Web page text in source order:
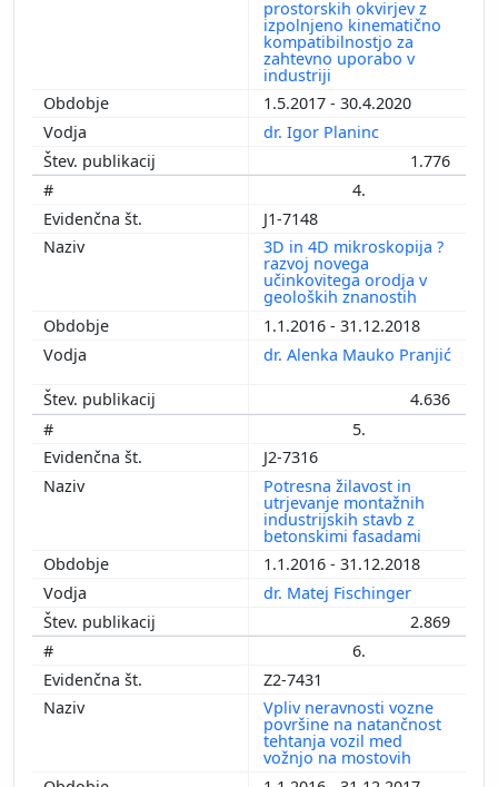
prostorskih okvirjev z
izpolnjeno kinematično
kompatibilnostjo za
zahtevno uporabo v
industriji
1.5.2017 - 30.4.2020
dr. Igor Planinc
1.776
4.
J1-7148
3D in 4D mikroskopija ?
razvoj novega
učinkovitega orodja v
geoloških znanostih
1.1.2016 - 31.12.2018
dr. Alenka Mauko Pranjić
4.636
5.
J2-7316
Potresna žilavost in
utrjevanje montažnih
industrijskih stavb z
betonskimi fasadami
1.1.2016 - 31.12.2018
dr. Matej Fischinger
2.869
6.
Z2-7431
Vpliv neravnosti vozne
površine na natančnost
tehtanja vozil med
vožnjo na mostovih